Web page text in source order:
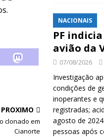
PRÓXIMO
clonado em
Cianorte
NACIONAIS
PF
avião da
07/08/2026
Investigação
condições de
inoperantes e
registradas;
agosto de
pessoas após